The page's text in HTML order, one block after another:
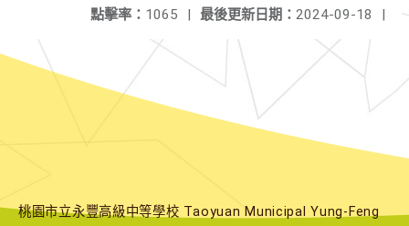
最後更新日期： 2024-09-18 |
點擊率： 1065 |
桃園市立永豐高級中等學校 Taoyuan Municipal Yung-Feng